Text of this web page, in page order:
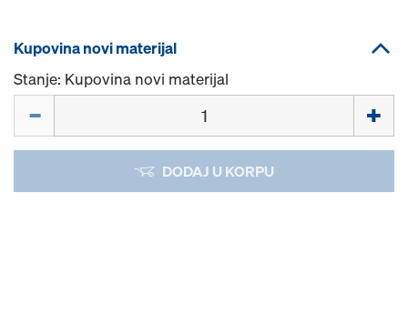
Kupovina novi materijal
Stanje: Kupovina novi materijal
DODAJ U KORPU